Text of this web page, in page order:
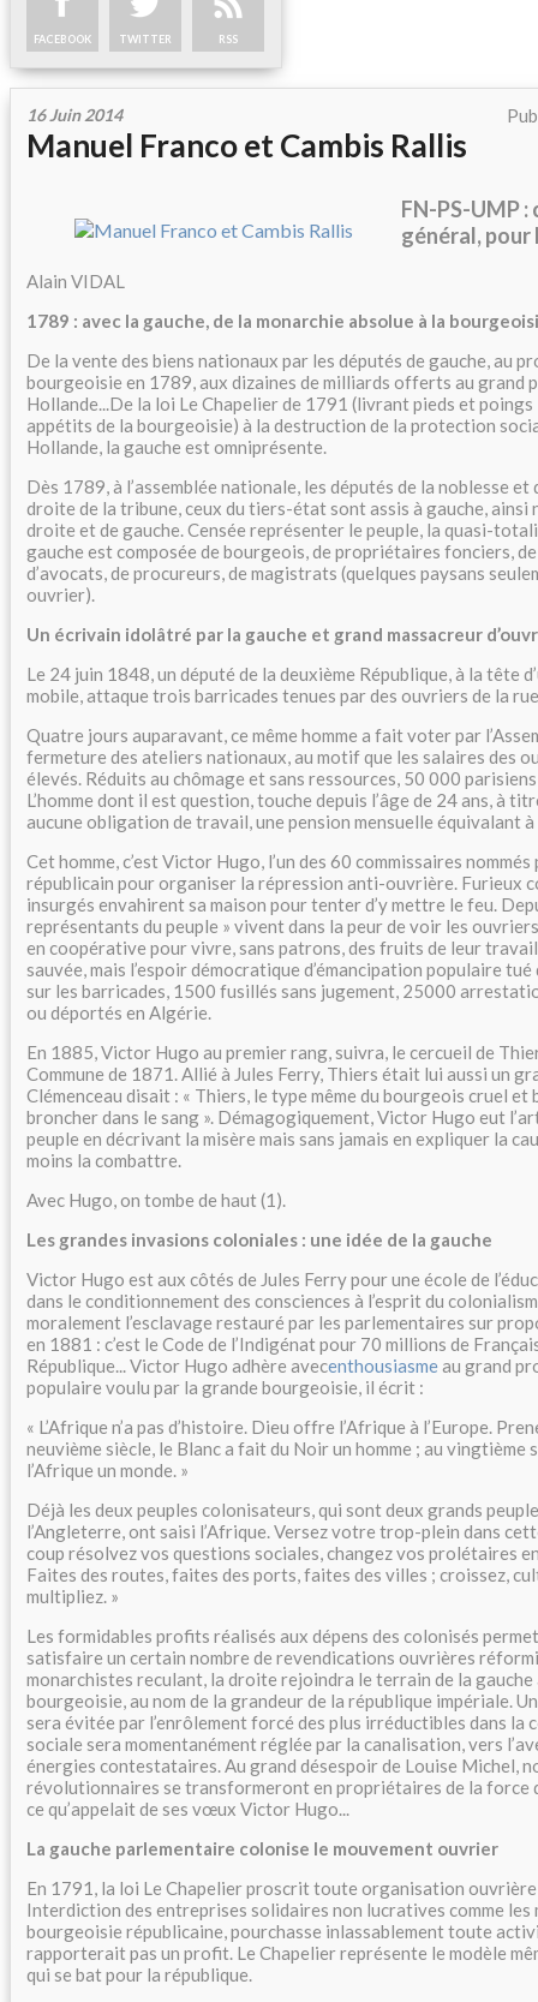
FACEBOOK TWITTER RSS
16 Juin 2014
Manuel Franco et Cambis Rallis
FN-PS-UMP
général,
Alain VIDAL
1789 : avec la gauche, de la monarchie absolue à la
De la vente des biens nationaux par les députés de gauche, au
bourgeoisie en 1789, aux dizaines de milliards offerts au grand
Hollande...De la loi Le Chapelier de 1791 (livrant pieds et
appétits de la bourgeoisie) à la destruction de la protection
Hollande, la gauche est omniprésente.
Dès 1789, à l’assemblée nationale, les députés de la noblesse
droite de la tribune, ceux du tiers-état sont assis à gauche, ainsi
droite et de gauche. Censée représenter le peuple, la quasi-
gauche est composée de bourgeois, de propriétaires fonciers,
d’avocats, de procureurs, de magistrats (quelques paysans
ouvrier).
Un écrivain idolâtré par la gauche et grand massacreur
Le 24 juin 1848, un député de la deuxième République, à la tête
mobile, attaque trois barricades tenues par des ouvriers de la
Quatre jours auparavant, ce même homme a fait voter par
fermeture des ateliers nationaux, au motif que les salaires des
élevés. Réduits au chômage et sans ressources, 50 000
L’homme dont il est question, touche depuis l’âge de 24 ans, à
aucune obligation de travail, une pension mensuelle équivalant
Cet homme, c’est Victor Hugo, l’un des 60 commissaires
républicain pour organiser la répression anti-ouvrière. Furieux
insurgés envahirent sa maison pour tenter d’y mettre le feu.
représentants du peuple » vivent dans la peur de voir les
en coopérative pour vivre, sans patrons, des fruits de leur
sauvée, mais l’espoir démocratique d’émancipation populaire
sur les barricades, 1500 fusillés sans jugement, 25000
ou déportés en Algérie.
En 1885, Victor Hugo au premier rang, suivra, le cercueil de
Commune de 1871. Allié à Jules Ferry, Thiers était lui aussi un
Clémenceau disait : « Thiers, le type même du bourgeois cruel et
broncher dans le sang ». Démagogiquement, Victor Hugo eut
peuple en décrivant la misère mais sans jamais en expliquer la
moins la combattre.
Avec Hugo, on tombe de haut (1).
Les grandes invasions coloniales : une idée de la gauche
Victor Hugo est aux côtés de Jules Ferry pour une école de
dans le conditionnement des consciences à l’esprit du
moralement l’esclavage restauré par les parlementaires sur
en 1881 : c’est le Code de l’Indigénat pour 70 millions de
République... Victor Hugo adhère avecenthousiasmeau grand
populaire voulu par la grande bourgeoisie, il écrit :
« L’Afrique n’a pas d’histoire. Dieu offre l’Afrique à l’Europe.
neuvième siècle, le Blanc a fait du Noir un homme ; au vingtième
l’Afrique un monde. »
Déjà les deux peuples colonisateurs, qui sont deux grands
l’Angleterre, ont saisi l’Afrique. Versez votre trop-plein dans
coup résolvez vos questions sociales, changez vos prolétaires
Faites des routes, faites des ports, faites des villes ; croissez,
multipliez. »
Les formidables profits réalisés aux dépens des colonisés
satisfaire un certain nombre de revendications ouvrières
monarchistes reculant, la droite rejoindra le terrain de la gauche
bourgeoisie, au nom de la grandeur de la république impériale.
sera évitée par l’enrôlement forcé des plus irréductibles dans la
sociale sera momentanément réglée par la canalisation, vers
énergies contestataires. Au grand désespoir de Louise Michel,
révolutionnaires se transformeront en propriétaires de la force
ce qu’appelait de ses vœux Victor Hugo...
La gauche parlementaire colonise le mouvement ouvrier
En 1791, la loi Le Chapelier proscrit toute organisation ouvrière
Interdiction des entreprises solidaires non lucratives comme les
bourgeoisie républicaine, pourchasse inlassablement toute
rapporterait pas un profit. Le Chapelier représente le modèle
qui se bat pour la république.